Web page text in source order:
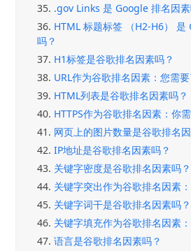
35. .gov Links 是 Google 排名因素
36. HTML 标题标签 （H2-H6） 是
吗？
37. H1标签是谷歌排名因素吗？
38. URL作为谷歌排名因素：您需
39. HTML列表是谷歌排名因素吗？
40. HTTPS作为谷歌排名因素：你
41. 网页上的图片数量是谷歌排名
42. IP地址是谷歌排名因素吗？
43. 关键字密度是谷歌排名因素吗？
44. 关键字突出作为谷歌排名因素
45. 关键字词干是谷歌排名因素吗？
46. 关键字填充作为谷歌排名因素
47. 语言是谷歌排名因素吗？